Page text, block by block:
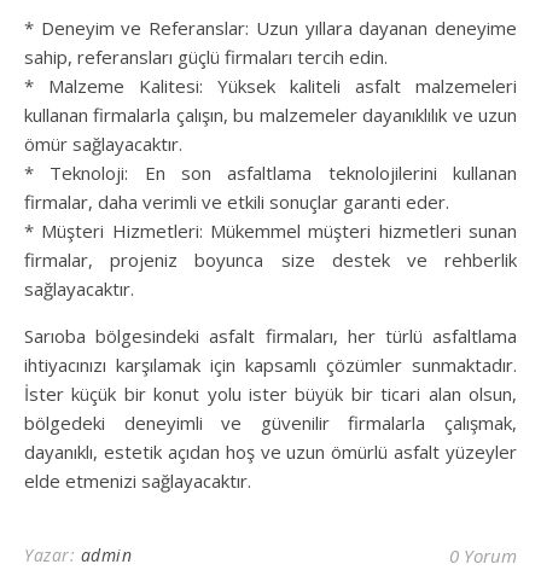
* Deneyim ve Referanslar: Uzun yıllara dayanan deneyime
sahip, referansları güçlü firmaları tercih edin.
* Malzeme Kalitesi: Yüksek kaliteli asfalt malzemeleri
kullanan firmalarla çalışın, bu malzemeler dayanıklılık ve uzun
ömür sağlayacaktır.
* Teknoloji: En son asfaltlama teknolojilerini kullanan
firmalar, daha verimli ve etkili sonuçlar garanti eder.
* Müşteri Hizmetleri: Mükemmel müşteri hizmetleri sunan
firmalar, projeniz boyunca size destek ve rehberlik
sağlayacaktır.
Sarıoba bölgesindeki asfalt firmaları, her türlü asfaltlama
ihtiyacınızı karşılamak için kapsamlı çözümler sunmaktadır.
İster küçük bir konut yolu ister büyük bir ticari alan olsun,
bölgedeki deneyimli ve güvenilir firmalarla çalışmak,
dayanıklı, estetik açıdan hoş ve uzun ömürlü asfalt yüzeyler
elde etmenizi sağlayacaktır.
Yazar: admin 0 Yorum